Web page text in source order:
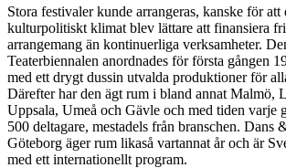
Stora festivaler kunde arrangeras, kanske för att
kulturpolitiskt klimat blev lättare att finansiera
arrangemang än kontinuerliga verksamheter.
Teaterbiennalen anordnades för första gången
med ett drygt dussin utvalda produktioner för
Därefter har den ägt rum i bland annat Malmö,
Uppsala, Umeå och Gävle och med tiden varje
500 deltagare, mestadels från branschen. Dans
Göteborg äger rum likaså vartannat år och är
med ett internationellt program.